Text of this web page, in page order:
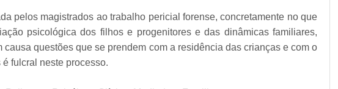
pelos magistrados ao trabalho pericial forense, concretamente no que
psicológica dos filhos e progenitores e das dinâmicas familiares,
causa questões que se prendem com a residência das crianças e com o
fulcral neste processo.